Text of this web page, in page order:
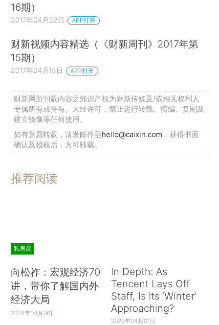
16期）
2017年04月22日 APP打开
财新视频内容精选（《财新周刊》2017年第
15期）
2017年04月15日 APP打开
财新网所刊载内容之知识产权为财新传媒及/或相关权利人
专属所有或持有。未经许可，禁止进行转载、摘编、复制及
建立镜像等任何使用。
如有意愿转载，请发邮件至hello@caixin.com ，获得书面
确认及授权后，方可转载。
推荐阅读
私房课
向松祚：宏观经济70
讲，带你了解国内外
经济大局
2022年04月06日
In Depth: As
Tencent Lays Off
Staff, Is Its ‘Winter’
Approaching?
2022年04月01日